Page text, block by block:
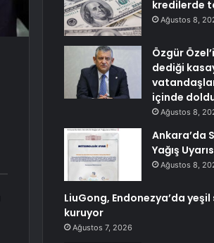
kredilerde
Ağustos 8,
Özgür
dediği
içinde
Ağustos 8,
Ankara’da
Yağış
Ağustos 8,
LiuGong, Endonezya’da yeşil
kuruyor
Ağustos 7, 2026